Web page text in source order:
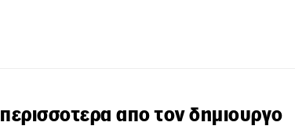
περισσοτερα απο τον δημιουργο